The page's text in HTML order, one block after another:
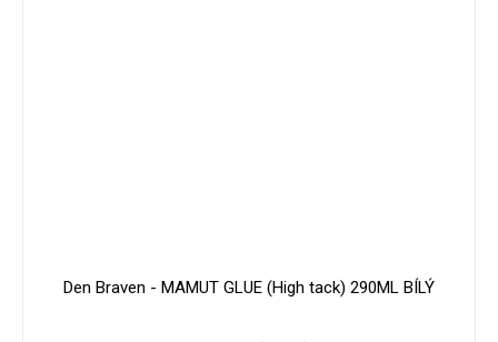
Den Braven - MAMUT GLUE (High tack) 290ML BÍLÝ